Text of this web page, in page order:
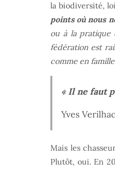
la biodiversité,
points où nous
ou à la pratique
fédération est
comme en
« Il ne faut
Yves
Mais les
Plutôt, oui. En